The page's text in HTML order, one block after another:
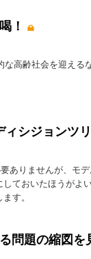
！
高齢社会を迎える
シジョンツ
ありませんが、モ
ておいたほうがよ
す。
問題の縮図を